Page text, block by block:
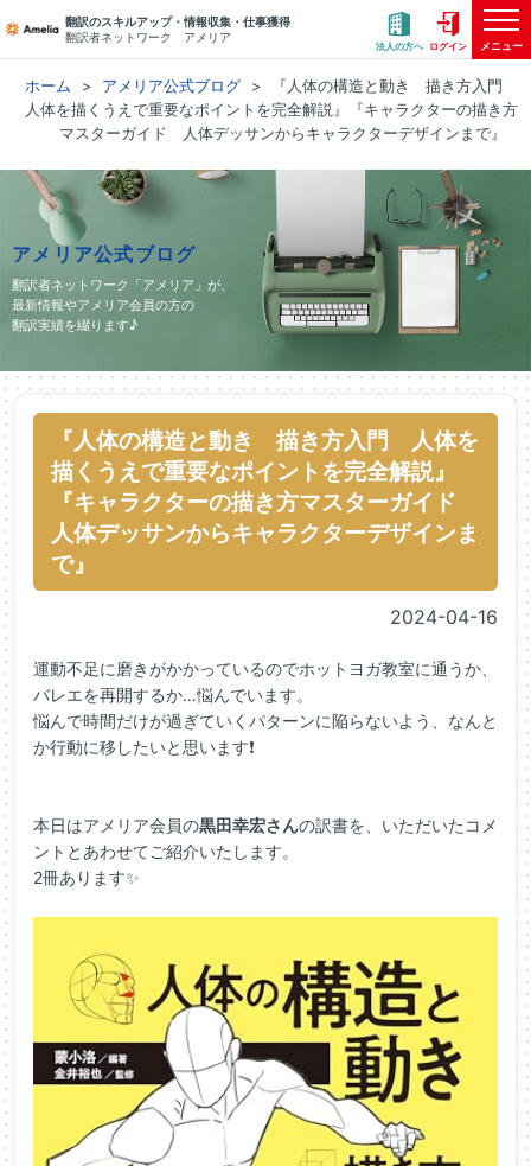
翻訳のスキルアップ・情報収集・仕事獲得
翻訳者ネットワーク アメリア
法人の方へ ログイン メニュー
ホーム アメリア公式ブログ
『人体の構造と動き 描き方入門
人体を描くうえで重要なポイントを完全解説』『キャラクターの描き方
マスターガイド 人体デッサンからキャラクターデザインまで』
アメリア公式ブログ
翻訳者ネットワーク「アメリア」が、
最新情報やアメリア会員の方の
翻訳実績を綴ります♪
『人体の構造と動き 描き方入門 人体を
描くうえで重要なポイントを完全解説』
『キャラクターの描き方マスターガイド
人体デッサンからキャラクターデザインま
で』
2024-04-16
運動不足に磨きがかかっているのでホットヨガ教室に通うか、
バレエを再開するか…悩んでいます。
悩んで時間だけが過ぎていくパターンに陥らないよう、なんと
か行動に移したいと思います❗
本日はアメリア会員の黒田幸宏さんの訳書を、いただいたコメ
ントとあわせてご紹介いたします。
2冊あります✨